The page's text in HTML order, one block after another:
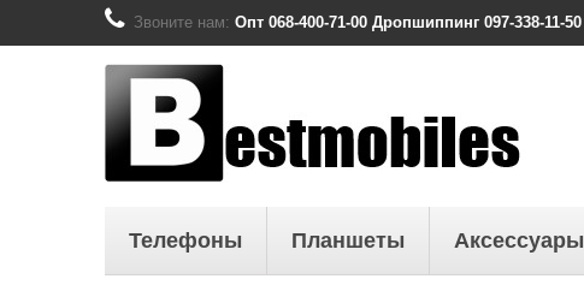
Звоните нам: Опт 068-400-71-00 Дропшиппинг 097-338-11-50
Телефоны Планшеты Аксессуары